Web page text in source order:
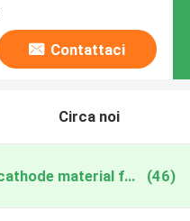
Contattaci
Circa noi
customized anode and cathode material furnace produzione online (46)